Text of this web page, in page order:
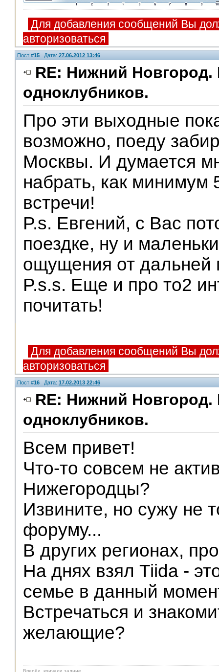
Для добавления сообщений Вы
авторизоваться
Пост #15 Дата: 27.06.2012 13:46
RE: Нижний Новгород.
одноклубников.
Про эти выходные
возможно, поеду
Москвы. И думается
набрать, как минимум
встречи!
P.s. Евгений, с Вас
поездке, ну и
ощущения от дальней
P.s.s. Еще и про то2
почитать!
Для добавления сообщений Вы
авторизоваться
Пост #16 Дата: 17.02.2013 22:46
RE: Нижний Новгород.
одноклубников.
Всем привет!
Что-то совсем не
Нижегородцы?
Извините, но сужу не
форуму...
В других регионах,
На днях взял Tiida -
семье в данный
Встречаться и
желающие?
Вперёд, кричали задние...